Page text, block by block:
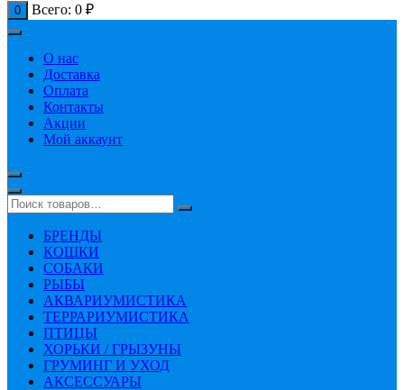
0 Всего: 0 ₽
О нас
Доставка
Оплата
Контакты
Акции
Мой аккаунт
БРЕНДЫ
КОШКИ
СОБАКИ
РЫБЫ
АКВАРИУМИСТИКА
ТЕРРАРИУМИСТИКА
ПТИЦЫ
ХОРЬКИ / ГРЫЗУНЫ
ГРУМИНГ И УХОД
АКСЕССУАРЫ